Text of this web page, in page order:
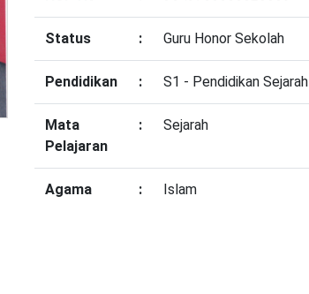
Status : Guru Honor Sekolah
Pendidikan : S1 - Pendidikan Sejarah
Mata
Pelajaran
: Sejarah
Agama : Islam